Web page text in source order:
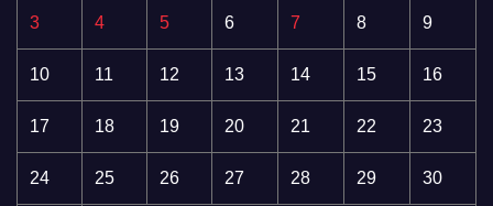
3 4 5 6 7 8 9
10 11 12 13 14 15 16
17 18 19 20 21 22 23
24 25 26 27 28 29 30